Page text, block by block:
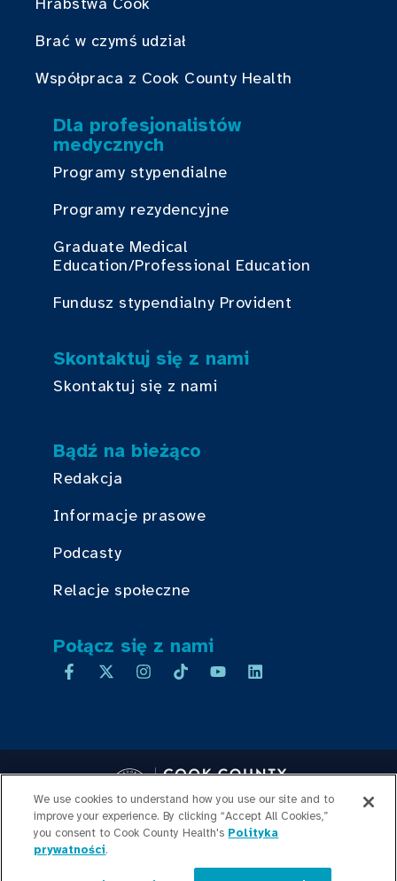
Brać w czymś udział
Współpraca z Cook County Health
Dla profesjonalistów
medycznych
Programy stypendialne
Programy rezydencyjne
Graduate Medical
Education/Professional Education
Fundusz stypendialny Provident
Skontaktuj się z nami
Skontaktuj się z nami
Bądź na bieżąco
Redakcja
Informacje prasowe
Podcasty
Relacje społeczne
Połącz się z nami
Copyright © 2026 Cook County Health. All Rights Reserved.
LOGOWANIE PRACOWNIKA
PRZEJRZYSTOŚĆ
We use cookies to understand how you use our site and to
improve your experience. By clicking “Accept All Cookies,”
you consent to Cook County Health's Polityka
prywatności.